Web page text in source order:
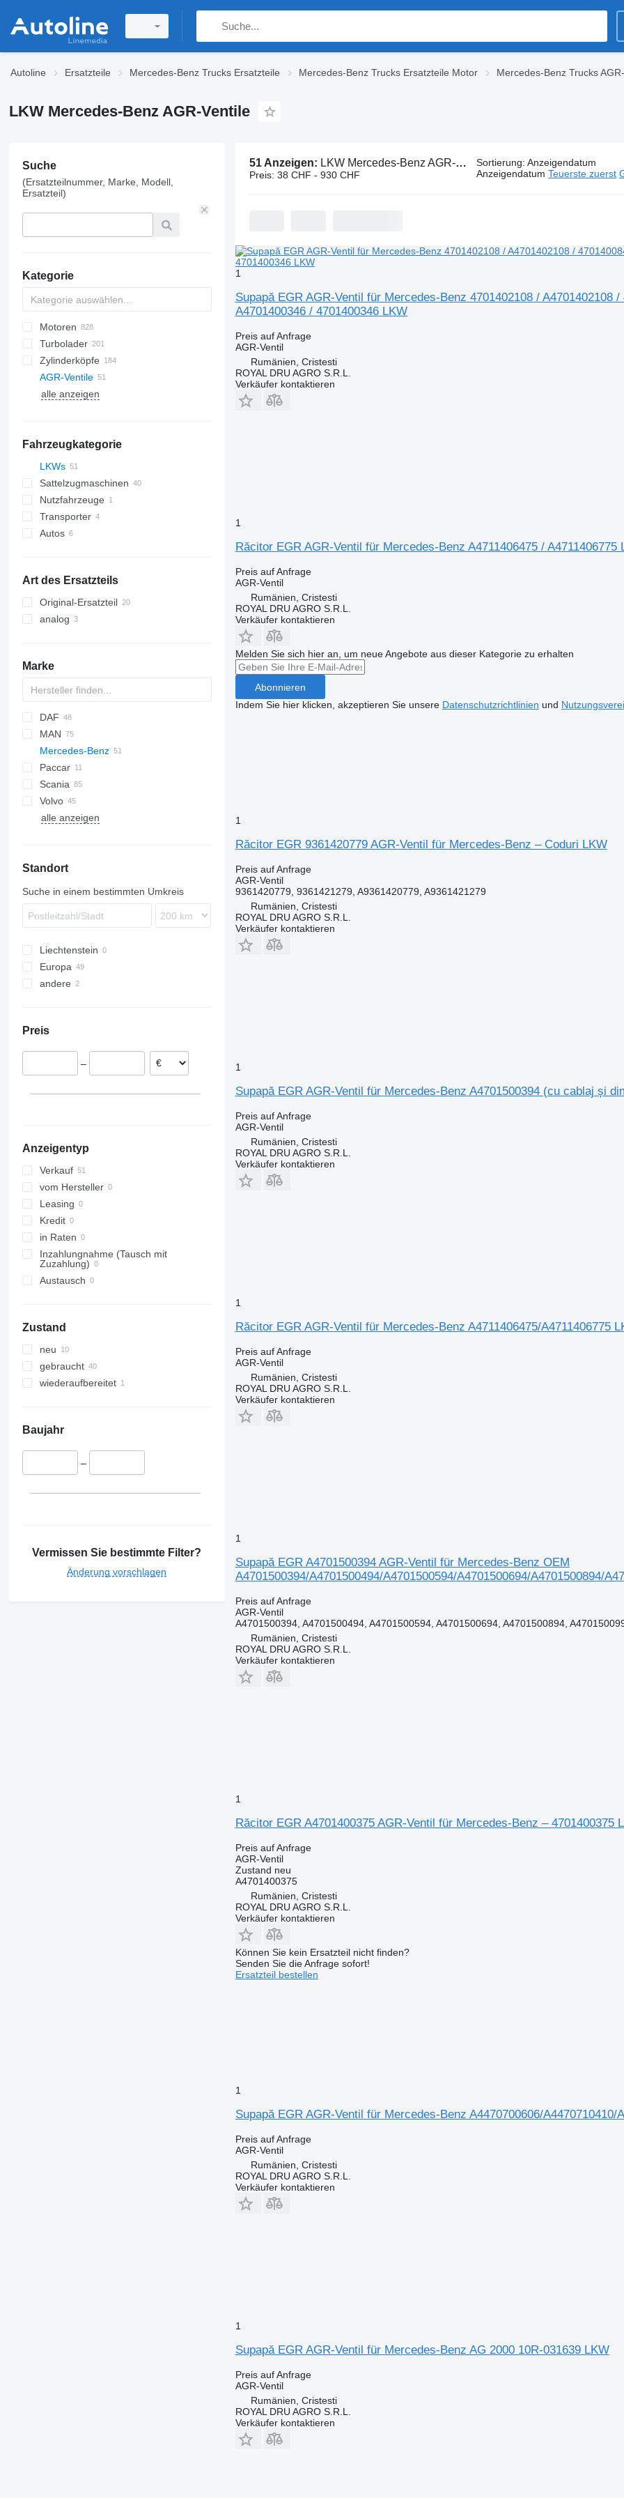
Autoline Ersatzteile Mercedes-Benz Trucks Ersatzteile Mercedes-Benz Trucks Ersatzteile Motor Mercedes-Benz Trucks
LKW Mercedes-Benz AGR-Ventile
Suche
(Ersatzteilnummer, Marke, Modell,
Ersatzteil)
Kategorie
Motoren
Turbolader
Zylinderköpfe
AGR-Ventile
alle anzeigen
Fahrzeugkategorie
LKWs
Sattelzugmaschinen
Nutzfahrzeuge
Transporter
Autos
Art des Ersatzteils
Original-Ersatzteil
analog
Marke
DAF
CF
LF
XD
XF
XG
Daily
MAN
F90
TGA
TGL
TGM
TGS
Mercedes-Benz
A-Class
Actros
Arocs
Atego
Canter
Atleon
Cabstar
Paccar
T-series
Scania
R-series
Volvo
B-series
alle anzeigen
Standort
Suche in einem bestimmten Umkreis
Liechtenstein
Europa
Rumänien
Polen
Deutschland
andere
Preis
–
Anzeigentyp
Verkauf
vom Hersteller
Leasing
Kredit
in Raten
Inzahlungnahme (Tausch mit
Zuzahlung)
Austausch
Zustand
neu
gebraucht
wiederaufbereitet
Baujahr
–
Vermissen Sie bestimmte Filter?
Änderung vorschlagen
51 Anzeigen: LKW Mercedes-Benz AGR-Ventile
Preis: 38 CHF - 930 CHF
Sortierung: Anzeigendatum
Anzeigendatum Teuerste zuerst
1
Supapă EGR AGR-Ventil für Mercedes-Benz 4701402108 / A4701402108
A4701400346 / 4701400346 LKW
Preis auf Anfrage
AGR-Ventil
Rumänien, Cristesti
ROYAL DRU AGRO S.R.L.
Verkäufer kontaktieren
1
Răcitor EGR AGR-Ventil für Mercedes-Benz A4711406475 / A4711406775
Preis auf Anfrage
AGR-Ventil
Rumänien, Cristesti
ROYAL DRU AGRO S.R.L.
Verkäufer kontaktieren
Melden Sie sich hier an, um neue Angebote aus dieser Kategorie zu erhalten
Abonnieren
Indem Sie hier klicken, akzeptieren Sie unsere Datenschutzrichtlinien und
1
Răcitor EGR 9361420779 AGR-Ventil für Mercedes-Benz – Coduri LKW
Preis auf Anfrage
AGR-Ventil
9361420779, 9361421279, A9361420779, A9361421279
Rumänien, Cristesti
ROYAL DRU AGRO S.R.L.
Verkäufer kontaktieren
1
Supapă EGR AGR-Ventil für Mercedes-Benz A4701500394 (cu cablaj și
Preis auf Anfrage
AGR-Ventil
Rumänien, Cristesti
ROYAL DRU AGRO S.R.L.
Verkäufer kontaktieren
1
Răcitor EGR AGR-Ventil für Mercedes-Benz A4711406475/A4711406775
Preis auf Anfrage
AGR-Ventil
Rumänien, Cristesti
ROYAL DRU AGRO S.R.L.
Verkäufer kontaktieren
1
Supapă EGR A4701500394 AGR-Ventil für Mercedes-Benz OEM
A4701500394/A4701500494/A4701500594/A4701500694/A4701500894/
Preis auf Anfrage
AGR-Ventil
A4701500394, A4701500494, A4701500594, A4701500694, A4701500894,
Rumänien, Cristesti
ROYAL DRU AGRO S.R.L.
Verkäufer kontaktieren
1
Răcitor EGR A4701400375 AGR-Ventil für Mercedes-Benz – 4701400375
Preis auf Anfrage
AGR-Ventil
Zustand neu
A4701400375
Rumänien, Cristesti
ROYAL DRU AGRO S.R.L.
Verkäufer kontaktieren
Können Sie kein Ersatzteil nicht finden?
Senden Sie die Anfrage sofort!
Ersatzteil bestellen
1
Supapă EGR AGR-Ventil für Mercedes-Benz A4470700606/A4470710410/
Preis auf Anfrage
AGR-Ventil
Rumänien, Cristesti
ROYAL DRU AGRO S.R.L.
Verkäufer kontaktieren
1
Supapă EGR AGR-Ventil für Mercedes-Benz AG 2000 10R-031639 LKW
Preis auf Anfrage
AGR-Ventil
Rumänien, Cristesti
ROYAL DRU AGRO S.R.L.
Verkäufer kontaktieren